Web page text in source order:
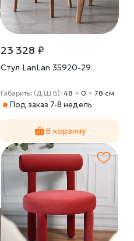
23 328 ₽
Cтул LanLan 35920-29
Габариты (Д Ш В): 48 × 0 × 78 cм
Под заказ 7-8 недель
В корзину